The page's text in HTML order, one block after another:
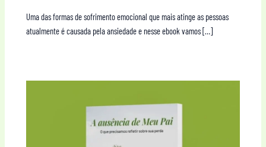
Uma das formas de sofrimento emocional que mais atinge as pessoas
atualmente é causada pela ansiedade e nesse ebook vamos […]